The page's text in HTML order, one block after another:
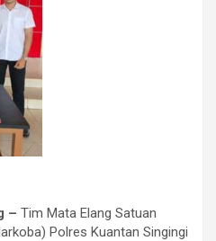
– Tim Mata Elang Satuan
Polres Kuantan Singingi